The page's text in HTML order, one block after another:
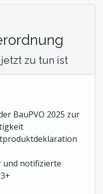
jetzt zu tun ist
BauPVO 2025 zur
und notifizierte